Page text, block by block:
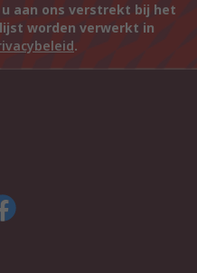
aan ons verstrekt bij het
worden verwerkt in
.